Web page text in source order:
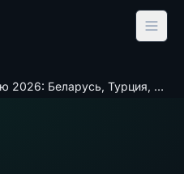
Транзит из Европы в Россию 2026: Беларусь, Турция, Грузия, Казахстан